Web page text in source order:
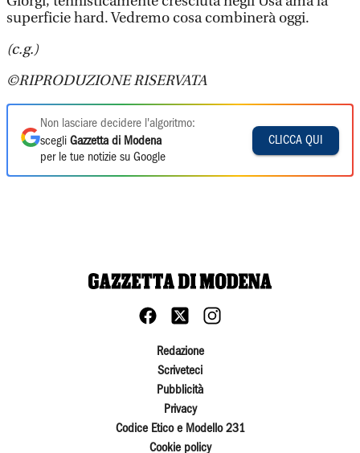
superficie hard. Vedremo cosa combinerà oggi.
(c.g.)
©RIPRODUZIONE RISERVATA
Non lasciare decidere l'algoritmo:
scegli Gazzetta di Modena
per le tue notizie su Google
CLICCA QUI
Redazione
Scriveteci
Pubblicità
Privacy
Codice Etico e Modello 231
Cookie policy